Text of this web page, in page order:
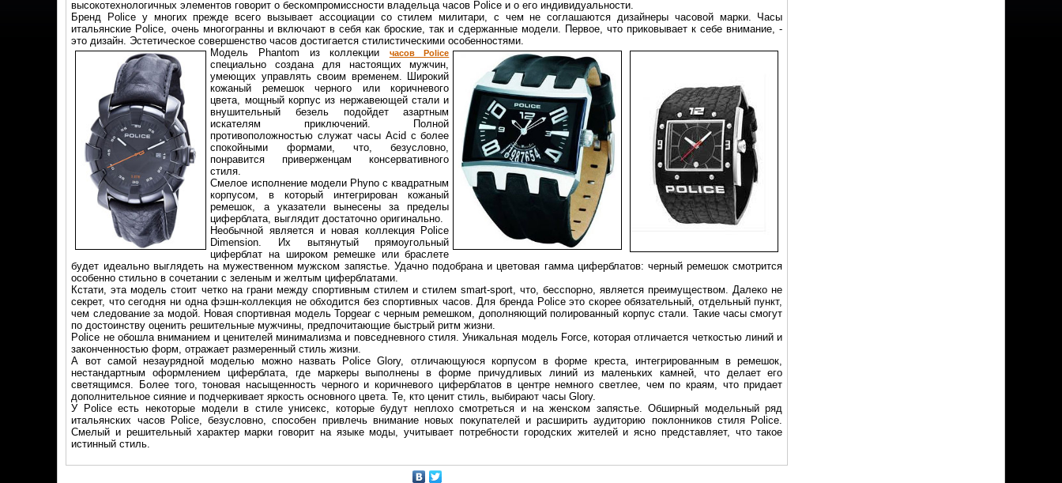
высокотехнологичных элементов говорит о бескомпромиссности владельца часов Police и о его индивидуальности.
Бренд Police у многих прежде всего вызывает ассоциации со стилем милитари, с чем не соглашаются дизайнеры часовой марки. Часы
итальянские Police, очень многогранны и включают в себя как броские, так и сдержанные модели. Первое, что приковывает к себе внимание, -
это дизайн. Эстетическое совершенство часов достигается стилистическими особенностями.
Модель Phantom из коллекции
часов Police
специально создана для настоящих мужчин,
умеющих управлять своим временем. Широкий
кожаный ремешок черного или коричневого
цвета, мощный корпус из нержавеющей стали и
внушительный безель подойдет азартным
искателям приключений. Полной
противоположностью служат часы Acid с более
спокойными формами, что, безусловно,
понравится приверженцам консервативного
стиля.
Смелое исполнение модели Phyno с квадратным
корпусом, в который интегрирован кожаный
ремешок, а указатели вынесены за пределы
циферблата, выглядит достаточно оригинально.
Необычной является и новая коллекция Police
Dimension. Их вытянутый прямоугольный
циферблат на широком ремешке или браслете
будет идеально выглядеть на мужественном мужском запястье. Удачно подобрана и цветовая гамма циферблатов: черный ремешок смотрится
особенно стильно в сочетании с зеленым и желтым циферблатами.
Кстати, эта модель стоит четко на грани между спортивным стилем и стилем smart-sport, что, бесспорно, является преимуществом. Далеко не
секрет, что сегодня ни одна фэшн-коллекция не обходится без спортивных часов. Для бренда Police это скорее обязательный, отдельный пункт,
чем следование за модой. Новая спортивная модель Topgear с черным ремешком, дополняющий полированный корпус стали. Такие часы смогут
по достоинству оценить решительные мужчины, предпочитающие быстрый ритм жизни.
Police не обошла вниманием и ценителей минимализма и повседневного стиля. Уникальная модель Force, которая отличается четкостью линий и
законченностью форм, отражает размеренный стиль жизни.
А вот самой незаурядной моделью можно назвать Police Glory, отличающуюся корпусом в форме креста, интегрированным в ремешок,
нестандартным оформлением циферблата, где маркеры выполнены в форме причудливых линий из маленьких камней, что делает его
светящимся. Более того, тоновая насыщенность черного и коричневого циферблатов в центре немного светлее, чем по краям, что придает
дополнительное сияние и подчеркивает яркость основного цвета. Те, кто ценит стиль, выбирают часы Glory.
У Police есть некоторые модели в стиле унисекс, которые будут неплохо смотреться и на женском запястье. Обширный модельный ряд
итальянских часов Police, безусловно, способен привлечь внимание новых покупателей и расширить аудиторию поклонников стиля Police.
Смелый и решительный характер марки говорит на языке моды, учитывает потребности городских жителей и ясно представляет, что такое
истинный стиль.